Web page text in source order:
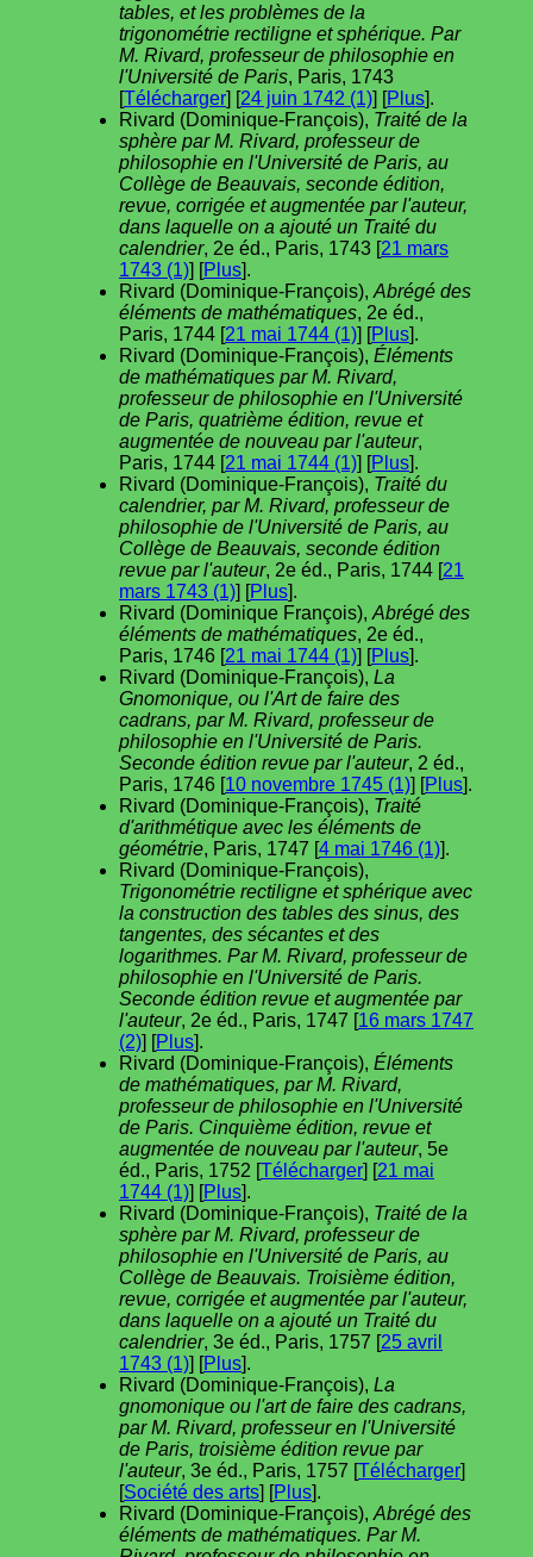
tables, et les problèmes de la
trigonométrie rectiligne et sphérique. Par
M. Rivard, professeur de philosophie en
l'Université de Paris, Paris, 1743
[Télécharger] [24 juin 1742 (1)] [Plus].
Rivard (Dominique-François), Traité de la
sphère par M. Rivard, professeur de
philosophie en l'Université de Paris, au
Collège de Beauvais, seconde édition,
revue, corrigée et augmentée par l'auteur,
dans laquelle on a ajouté un Traité du
calendrier, 2e éd., Paris, 1743 [21 mars
1743 (1)] [Plus].
Rivard (Dominique-François), Abrégé des
éléments de mathématiques, 2e éd.,
Paris, 1744 [21 mai 1744 (1)] [Plus].
Rivard (Dominique-François), Éléments
de mathématiques par M. Rivard,
professeur de philosophie en l'Université
de Paris, quatrième édition, revue et
augmentée de nouveau par l'auteur,
Paris, 1744 [21 mai 1744 (1)] [Plus].
Rivard (Dominique-François), Traité du
calendrier, par M. Rivard, professeur de
philosophie de l'Université de Paris, au
Collège de Beauvais, seconde édition
revue par l'auteur, 2e éd., Paris, 1744 [21
mars 1743 (1)] [Plus].
Rivard (Dominique François), Abrégé des
éléments de mathématiques, 2e éd.,
Paris, 1746 [21 mai 1744 (1)] [Plus].
Rivard (Dominique-François), La
Gnomonique, ou l'Art de faire des
cadrans, par M. Rivard, professeur de
philosophie en l'Université de Paris.
Seconde édition revue par l'auteur, 2 éd.,
Paris, 1746 [10 novembre 1745 (1)] [Plus].
Rivard (Dominique-François), Traité
d'arithmétique avec les éléments de
géométrie, Paris, 1747 [4 mai 1746 (1)].
Rivard (Dominique-François),
Trigonométrie rectiligne et sphérique avec
la construction des tables des sinus, des
tangentes, des sécantes et des
logarithmes. Par M. Rivard, professeur de
philosophie en l'Université de Paris.
Seconde édition revue et augmentée par
l'auteur, 2e éd., Paris, 1747 [16 mars 1747
(2)] [Plus].
Rivard (Dominique-François), Éléments
de mathématiques, par M. Rivard,
professeur de philosophie en l'Université
de Paris. Cinquième édition, revue et
augmentée de nouveau par l'auteur, 5e
éd., Paris, 1752 [Télécharger] [21 mai
1744 (1)] [Plus].
Rivard (Dominique-François), Traité de la
sphère par M. Rivard, professeur de
philosophie en l'Université de Paris, au
Collège de Beauvais. Troisième édition,
revue, corrigée et augmentée par l'auteur,
dans laquelle on a ajouté un Traité du
calendrier, 3e éd., Paris, 1757 [25 avril
1743 (1)] [Plus].
Rivard (Dominique-François), La
gnomonique ou l'art de faire des cadrans,
par M. Rivard, professeur en l'Université
de Paris, troisième édition revue par
l'auteur, 3e éd., Paris, 1757 [Télécharger]
[Société des arts] [Plus].
Rivard (Dominique-François), Abrégé des
éléments de mathématiques. Par M.